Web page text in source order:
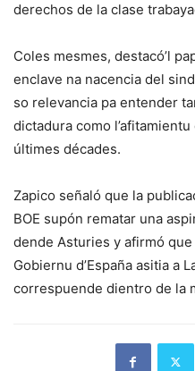
derechos de la clase
Coles mesmes, destacó’l
enclave na nacencia del
so relevancia pa entender
dictadura como
últimes décades.
Zapico señaló que la
BOE supón rematar una
dende Asturies y afirmó
Gobiernu d’España asitia a
correspuende dientro de la